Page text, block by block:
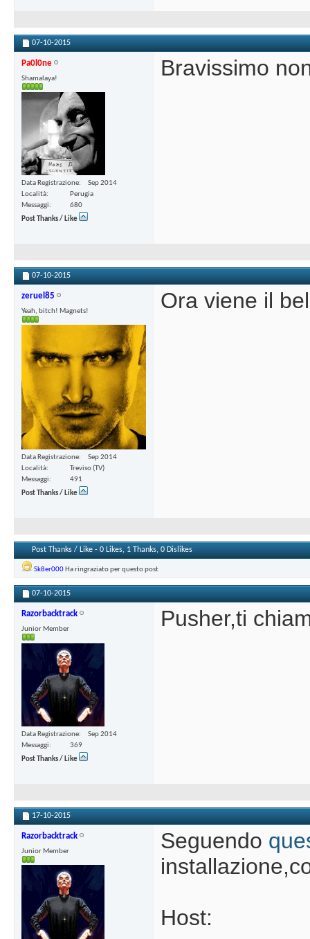
07-10-2015
Pa0l0ne
Shamalaya!
Data Registrazione
Sep 2014
Località
Perugia
Messaggi
680
Post Thanks / Like
Bravissimo
07-10-2015
zeruel85
Yeah, bitch! Magnets!
Data Registrazione
Sep 2014
Località
Treviso (TV)
Messaggi
491
Post Thanks / Like
Ora viene il
Post Thanks / Like - 0 Likes, 1 Thanks, 0 Dislikes
Sk8er000Ha ringraziato per questo post
07-10-2015
Razorbacktrack
Junior Member
Data Registrazione
Sep 2014
Messaggi
369
Post Thanks / Like
Pusher,ti
17-10-2015
Razorbacktrack
Junior Member Seguendo
Host: